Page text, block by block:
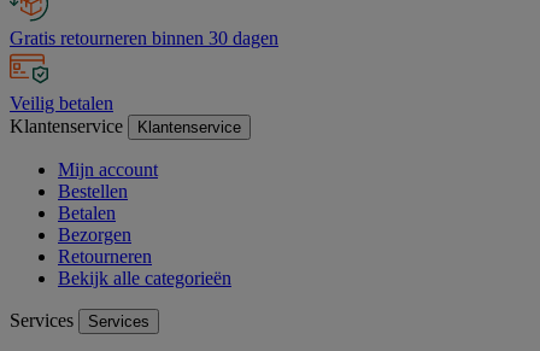
Gratis retourneren binnen 30 dagen
Veilig betalen
Klantenservice
Klantenservice
Mijn account
Bestellen
Betalen
Bezorgen
Retourneren
Bekijk alle categorieën
Services Services